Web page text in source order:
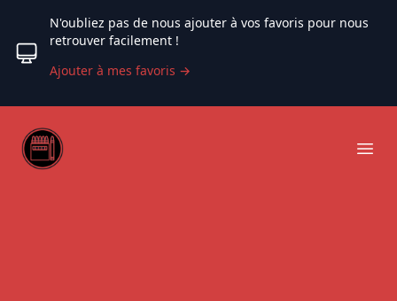
N'oubliez pas de nous ajouter à vos favoris pour nous
retrouver facilement !
Ajouter à mes favoris →
Web coloriage